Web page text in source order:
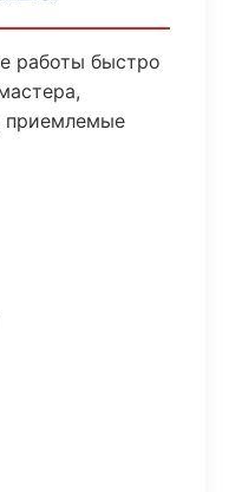
работы быстро
приемлемые